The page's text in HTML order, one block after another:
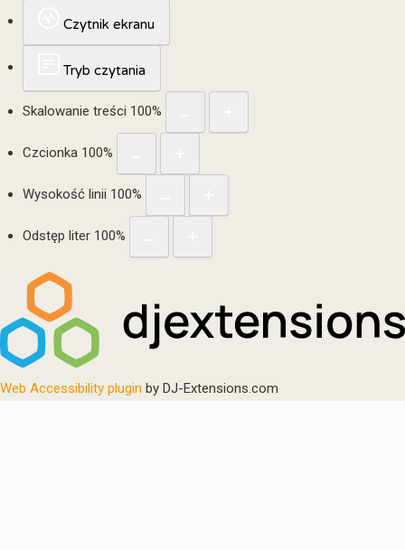
Czytnik ekranu
Tryb czytania
Skalowanie treści 100%
Czcionka 100%
Wysokość linii 100%
Odstęp liter 100%
Web Accessibility plugin by DJ-Extensions.com